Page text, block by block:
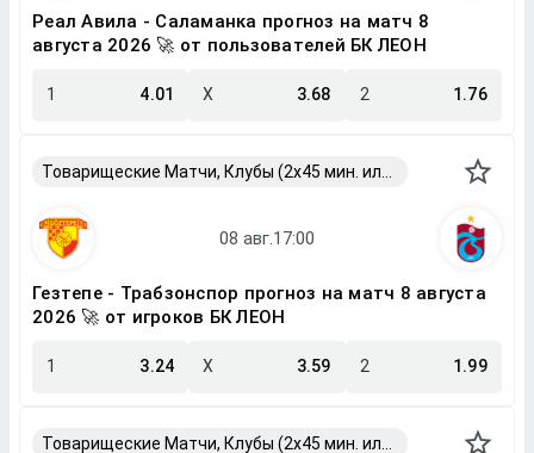
Реал Авила - Саламанка прогноз на матч 8
августа 2026 🚀 от пользователей БК ЛЕОН
1 4.01 X 3.68 2 1.76
Гезтепе - Трабзонспор прогноз на матч 8 августа
2026 🚀 от игроков БК ЛЕОН
1 3.24 X 3.59 2 1.99